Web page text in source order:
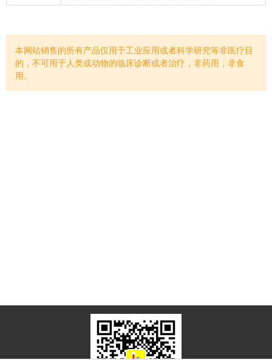
本网站销售的所有产品仅用于工业应用或者科学研究等非医疗目
的，不可用于人类或动物的临床诊断或者治疗，非药用，非食
用。